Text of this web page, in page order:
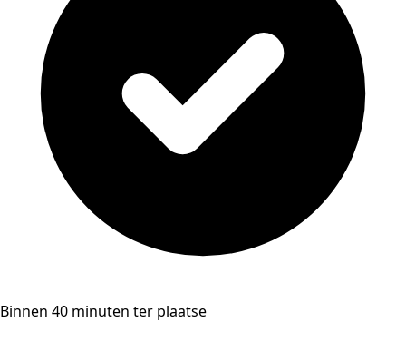
Binnen 40 minuten ter plaatse